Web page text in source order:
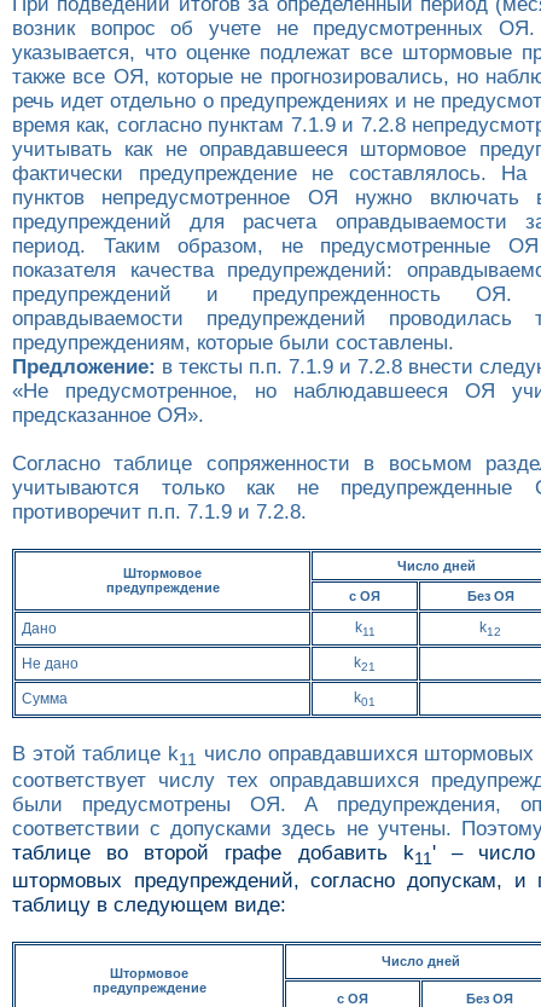
возник вопрос об учете не предусмотренных
указывается, что оценке подлежат все штормовые
также все ОЯ, которые не прогнозировались, но
речь идет отдельно о предупреждениях и не
время как, согласно пунктам 7.1.9 и 7.2.8
учитывать как не оправдавшееся штормовое
фактически предупреждение не составлялось. На
пунктов непредусмотренное ОЯ нужно
предупреждений для расчета оправдываемости
период. Таким образом, не предусмотренные
показателя качества предупреждений:
предупреждений и предупрежденность ОЯ.
оправдываемости предупреждений
предупреждениям, которые были составлены.
Предложение: в тексты п.п. 7.1.9 и 7.2.8 внести
«Не предусмотренное, но наблюдавшееся ОЯ
предсказанное ОЯ».
Согласно таблице сопряженности в восьмом
учитываются только как не
противоречит п.п. 7.1.9 и 7.2.8.
Штормовое
предупреждение
Число дней
с ОЯ Без ОЯ
Дано k11 k12
Не дано k21
Cумма k01
В этой таблице k11 число оправдавшихся штормовых
соответствует числу тех оправдавшихся
были предусмотрены ОЯ. А предупреждения,
соответствии с допусками здесь не учтены.
таблице во второй графе добавить k11' – число
штормовых предупреждений, согласно допускам, и
таблицу в следующем виде:
Штормовое
предупреждение
Число дней
с ОЯ Без ОЯ